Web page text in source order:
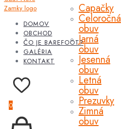
Capačky
Celoročná
obuv
Jarná
obuv
Jesenná
obuv
Letná
obuv
Prezuvky
Zimná
obuv
DOMOV
OBCHOD
ČO JE BAREFOOT?
GALÉRIA
KONTAKT
0